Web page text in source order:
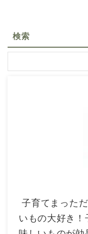
検索
子育てまった
いもの大好き